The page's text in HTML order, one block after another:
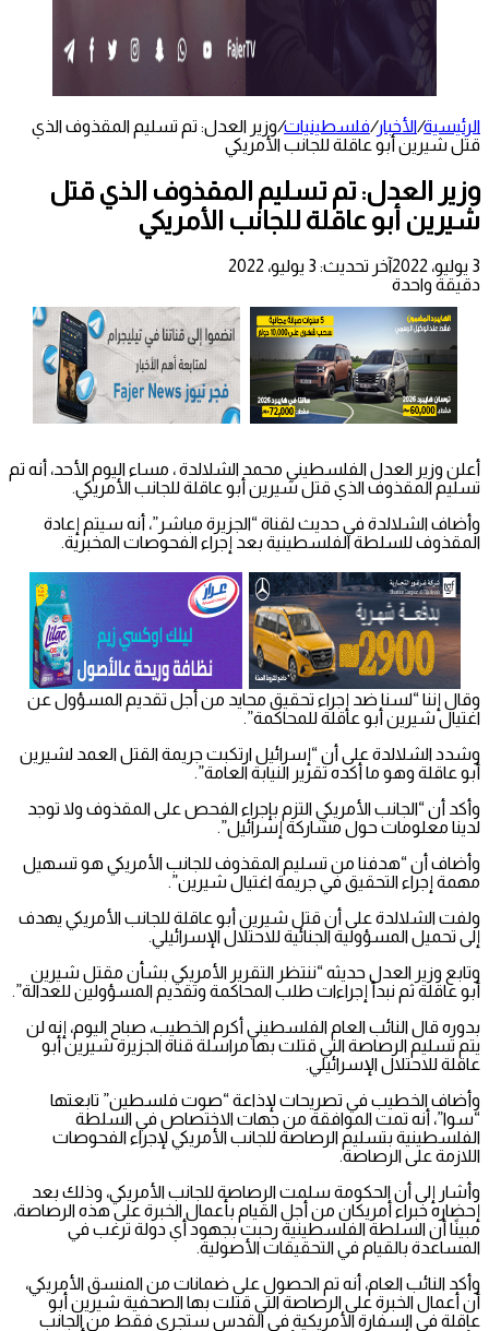
الرئيسية/الأخبار/فلسطينيات/وزير العدل: تم تسليم المقذوف الذي
قتل شيرين أبو عاقلة للجانب الأمريكي
وزير العدل: تم تسليم المقذوف الذي قتل
شيرين أبو عاقلة للجانب الأمريكي
3 يوليو، 2022
آخر تحديث: 3 يوليو، 2022
دقيقة واحدة
أعلن وزير العدل الفلسطيني محمد الشلالدة ، مساء اليوم الأحد، أنه تم
تسليم المقذوف الذي قتل شيرين أبو عاقلة للجانب الأمريكي.
وأضاف الشلالدة في حديث لقناة “الجزيرة مباشر”، أنه سيتم إعادة
المقذوف للسلطة الفلسطينية بعد إجراء الفحوصات المخبرية.
وقال إننا “لسنا ضد إجراء تحقيق محايد من أجل تقديم المسؤول عن
اغتيال شيرين أبو عاقلة للمحاكمة”.
وشدد الشلالدة على أن “إسرائيل ارتكبت جريمة القتل العمد لشيرين
أبو عاقلة وهو ما أكده تقرير النيابة العامة”.
وأكد أن “الجانب الأمريكي التزم بإجراء الفحص على المقذوف ولا توجد
لدينا معلومات حول مشاركة إسرائيل”.
وأضاف أن “هدفنا من تسليم المقذوف للجانب الأمريكي هو تسهيل
مهمة إجراء التحقيق في جريمة اغتيال شيرين”.
ولفت الشلالدة على أن قتل شيرين أبو عاقلة للجانب الأمريكي يهدف
إلى تحميل المسؤولية الجنائية للاحتلال الإسرائيلي.
وتابع وزير العدل حديثه “ننتظر التقرير الأمريكي بشأن مقتل شيرين
أبو عاقلة ثم نبدأ إجراءات طلب المحاكمة وتقديم المسؤولين للعدالة”.
بدوره قال النائب العام الفلسطيني أكرم الخطيب، صباح اليوم، إنه لن
يتم تسليم الرصاصة التي قتلت بها مراسلة قناة الجزيرة شيرين أبو
عاقلة للاحتلال الإسرائيلي.
وأضاف الخطيب في تصريحات لإذاعة “صوت فلسطين” تابعتها
“سوا”، أنه تمت الموافقة من جهات الاختصاص في السلطة
الفلسطينية بتسليم الرصاصة للجانب الأمريكي لإجراء الفحوصات
اللازمة على الرصاصة.
وأشار إلى أن الحكومة سلمت الرصاصة للجانب الأمريكي، وذلك بعد
إحضاره خبراء أمريكان من أجل القيام بأعمال الخبرة على هذه الرصاصة،
مبينًا أن السلطة الفلسطينية رحبت بجهود أي دولة ترغب في
المساعدة بالقيام في التحقيقات الأصولية.
وأكد النائب العام، أنه تم الحصول على ضمانات من المنسق الأمريكي،
أن أعمال الخبرة على الرصاصة التي قتلت بها الصحفية شيرين أبو
عاقلة في السفارة الأمريكية في القدس ستجري فقط من الجانب